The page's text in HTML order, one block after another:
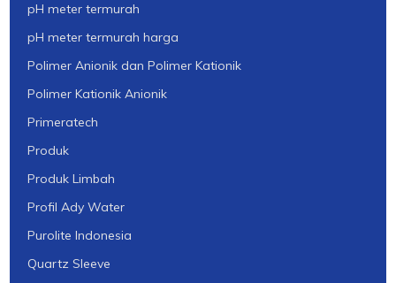
pH meter termurah
pH meter termurah harga
Polimer Anionik dan Polimer Kationik
Polimer Kationik Anionik
Primeratech
Produk
Produk Limbah
Profil Ady Water
Purolite Indonesia
Quartz Sleeve